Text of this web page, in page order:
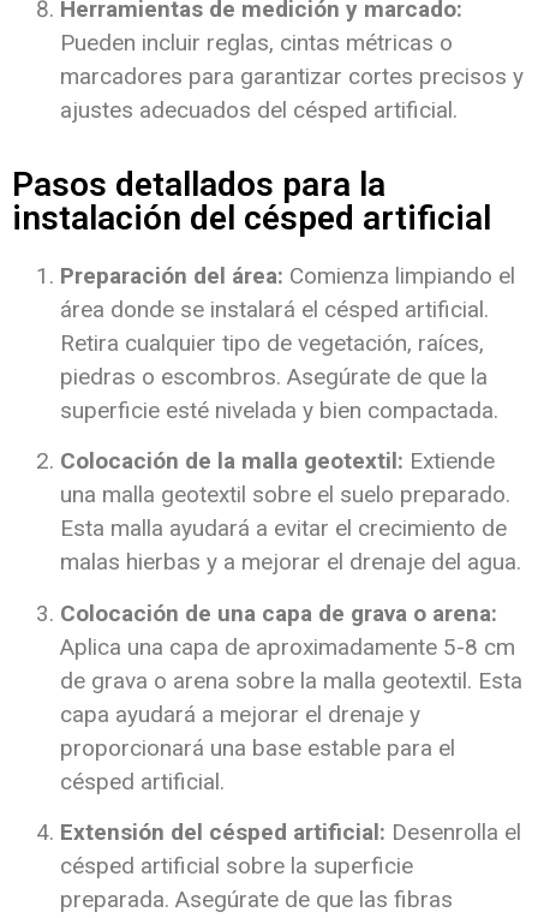
Herramientas de medición y marcado:
Pueden incluir reglas, cintas métricas o
marcadores para garantizar cortes precisos y
ajustes adecuados del césped artificial.
Pasos detallados para la
instalación del césped artificial
Preparación del área: Comienza limpiando el
área donde se instalará el césped artificial.
Retira cualquier tipo de vegetación, raíces,
piedras o escombros. Asegúrate de que la
superficie esté nivelada y bien compactada.
Colocación de la malla geotextil: Extiende
una malla geotextil sobre el suelo preparado.
Esta malla ayudará a evitar el crecimiento de
malas hierbas y a mejorar el drenaje del agua.
Colocación de una capa de grava o arena:
Aplica una capa de aproximadamente 5-8 cm
de grava o arena sobre la malla geotextil. Esta
capa ayudará a mejorar el drenaje y
proporcionará una base estable para el
césped artificial.
Extensión del césped artificial: Desenrolla el
césped artificial sobre la superficie
preparada. Asegúrate de que las fibras